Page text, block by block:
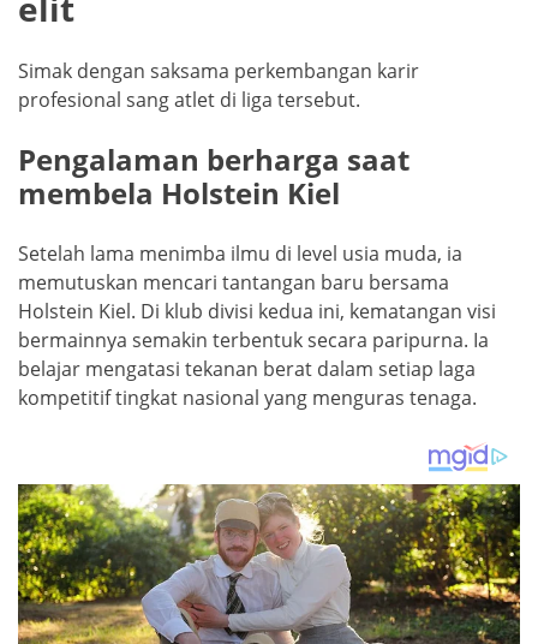
Simak dengan saksama perkembangan karir
profesional sang atlet di liga tersebut.
Pengalaman berharga saat
membela Holstein Kiel
Setelah lama menimba ilmu di level usia muda, ia
memutuskan mencari tantangan baru bersama
Holstein Kiel. Di klub divisi kedua ini, kematangan visi
bermainnya semakin terbentuk secara paripurna. Ia
belajar mengatasi tekanan berat dalam setiap laga
kompetitif tingkat nasional yang menguras tenaga.